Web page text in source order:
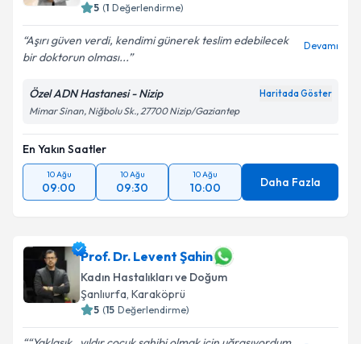
5 (1 Değerlendirme)
Aşırı güven verdi, kendimi günerek teslim edebilecek
bir doktorun olması...
Devamı
Özel ADN Hastanesi - Nizip Haritada Göster
Mimar Sinan, Niğbolu Sk., 27700 Nizip/Gaziantep
En Yakın Saatler
10 Ağu
09:00
10 Ağu
09:30
10 Ağu
10:00 Daha Fazla
Prof. Dr. Levent Şahin
Kadın Hastalıkları ve Doğum
Şanlıurfa, Karaköprü
5 (15 Değerlendirme)